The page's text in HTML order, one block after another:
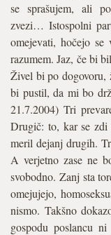
se sprašujem, ali
zvezi… Istospolni
omejevati, hočejo
razumem. Jaz, če bi
Živel bi po dogovoru,
bi pustil, da mi bo
21.7.2004) Tri
Drugič: to, kar se zdi
meril dejanj drugih.
A verjetno zase ne
svobodno. Zanj sta
omejujejo,
nismo. Takšno
gospodu poslancu